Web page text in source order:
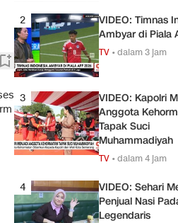
2
VIDEO: Timnas
Ambyar di Piala
TV •dalam 3 jam
3
VIDEO: Kapolri
Anggota
Tapak Suci
Muhammadiyah
TV •dalam 4 jam
4
VIDEO: Sehari
Penjual Nasi
Legendaris